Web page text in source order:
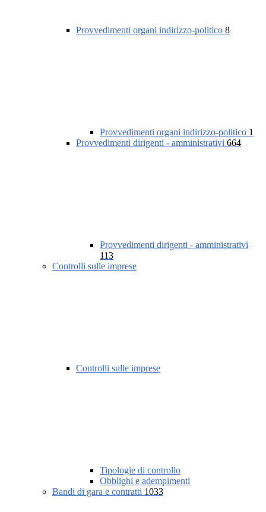
Provvedimenti organi indirizzo-politico 8
Provvedimenti organi indirizzo-politico 1
Provvedimenti dirigenti - amministrativi 664
Provvedimenti dirigenti - amministrativi
113
Controlli sulle imprese
Controlli sulle imprese
Tipologie di controllo
Obblighi e adempimenti
Bandi di gara e contratti 1033